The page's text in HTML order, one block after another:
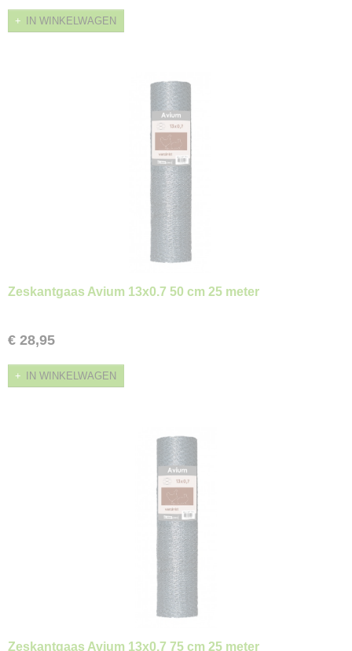
IN WINKELWAGEN
Zeskantgaas Avium 13x0.7 50 cm 25 meter
€ 28,95
IN WINKELWAGEN
Zeskantgaas Avium 13x0.7 75 cm 25 meter